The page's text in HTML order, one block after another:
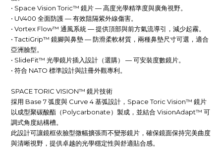
• Space Vision Toric™ 鏡片 — 高度光學精準度與廣角視野。
• UV400 全面防護 — 有效阻隔紫外線傷害。
• Vortex Flow™ 通風系統 — 提供頂部與前方氣流導引，減少起霧。
• TactiGrip™ 鏡腳與鼻墊 — 防滑柔軟材質，兩種鼻墊尺寸可選，適合
亞洲臉型。
• SlideFit™ 光學鏡片插入設計（選購） — 可安裝度數鏡片。
• 符合 NATO 標準設計與註冊外觀專利。
SPACE TORIC VISION™ 鏡片技術
採用 Base 7 弧度與 Curve 4 基弧設計，Space Toric Vision™ 鏡片
以成型聚碳酸酯（Polycarbonate）製成，並結合 VisionAdapt™ 可
調式角度結構槽。
此設計可讓鏡框依臉型微幅擴張而不變形鏡片，確保鏡面保持完美曲度
與清晰視野，提供卓越的光學穩定性與舒適貼合感。